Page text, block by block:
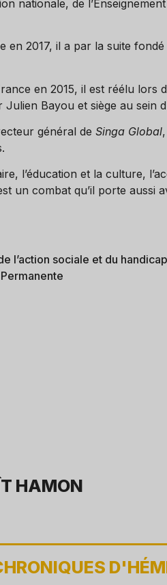
nationale, de
en 2017, il a par la suite
en 2015, il est réélu lors
Bayou et siège au sein
général de Singa Global
l’éducation et la culture,
un combat qu’il porte aussi
l’action sociale et du handicap
HAMON